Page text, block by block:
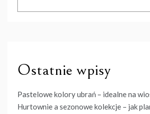
Ostatnie wpisy
Pastelowe kolory ubrań – idealne na
Hurtownie a sezonowe kolekcje – jak